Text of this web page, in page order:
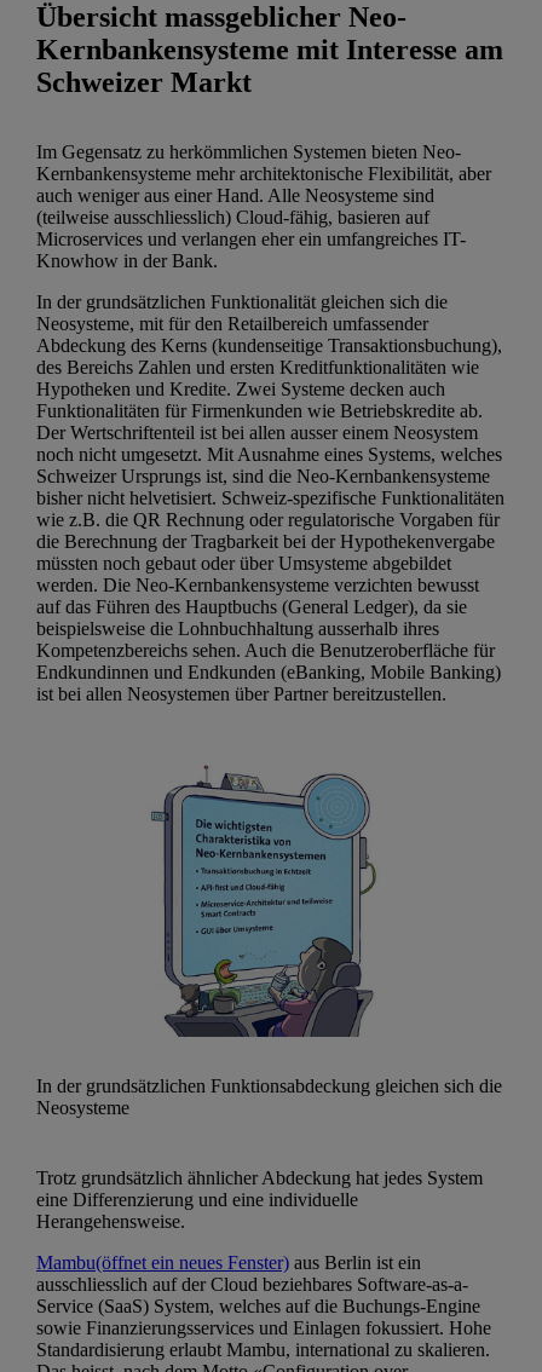
Übersicht massgeblicher Neo-
Kernbankensysteme mit Interesse am
Schweizer Markt
Im Gegensatz zu herkömmlichen Systemen bieten Neo-
Kernbankensysteme mehr architektonische Flexibilität, aber
auch weniger aus einer Hand. Alle Neosysteme sind
(teilweise ausschliesslich) Cloud-fähig, basieren auf
Microservices und verlangen eher ein umfangreiches IT-
Knowhow in der Bank.
In der grundsätzlichen Funktionalität gleichen sich die
Neosysteme, mit für den Retailbereich umfassender
Abdeckung des Kerns (kundenseitige Transaktionsbuchung),
des Bereichs Zahlen und ersten Kreditfunktionalitäten wie
Hypotheken und Kredite. Zwei Systeme decken auch
Funktionalitäten für Firmenkunden wie Betriebskredite ab.
Der Wertschriftenteil ist bei allen ausser einem Neosystem
noch nicht umgesetzt. Mit Ausnahme eines Systems, welches
Schweizer Ursprungs ist, sind die Neo-Kernbankensysteme
bisher nicht helvetisiert. Schweiz-spezifische Funktionalitäten
wie z.B. die QR Rechnung oder regulatorische Vorgaben für
die Berechnung der Tragbarkeit bei der Hypothekenvergabe
müssten noch gebaut oder über Umsysteme abgebildet
werden. Die Neo-Kernbankensysteme verzichten bewusst
auf das Führen des Hauptbuchs (General Ledger), da sie
beispielsweise die Lohnbuchhaltung ausserhalb ihres
Kompetenzbereichs sehen. Auch die Benutzeroberfläche für
Endkundinnen und Endkunden (eBanking, Mobile Banking)
ist bei allen Neosystemen über Partner bereitzustellen.
In der grundsätzlichen Funktionsabdeckung gleichen sich die
Neosysteme
Trotz grundsätzlich ähnlicher Abdeckung hat jedes System
eine Differenzierung und eine individuelle
Herangehensweise.
Mambu(öffnet ein neues Fenster) aus Berlin ist ein
ausschliesslich auf der Cloud beziehbares Software-as-a-
Service (SaaS) System, welches auf die Buchungs-Engine
sowie Finanzierungsservices und Einlagen fokussiert. Hohe
Standardisierung erlaubt Mambu, international zu skalieren.